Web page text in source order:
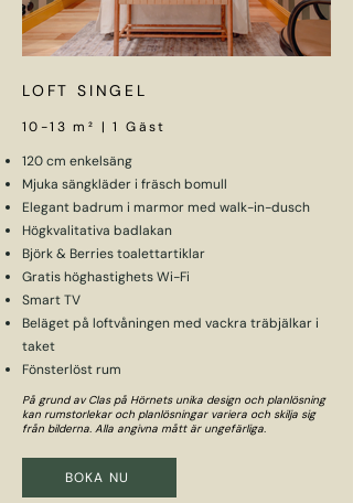
LOFT SINGEL
10-13 m² | 1 Gäst
120 cm enkelsäng
Mjuka sängkläder i fräsch bomull
Elegant badrum i marmor med walk-in-dusch
Högkvalitativa badlakan
Björk & Berries toalettartiklar
Gratis höghastighets Wi-Fi
Smart TV
Beläget på loftvåningen med vackra träbjälkar i
taket
Fönsterlöst rum
På grund av Clas på Hörnets unika design och planlösning
kan rumstorlekar och planlösningar variera och skilja sig
från bilderna. Alla angivna mått är ungefärliga.
BOKA NU